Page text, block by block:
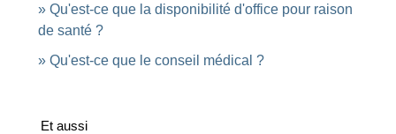
Qu'est-ce que la disponibilité d'office pour raison
de santé ?
Qu'est-ce que le conseil médical ?
Et aussi